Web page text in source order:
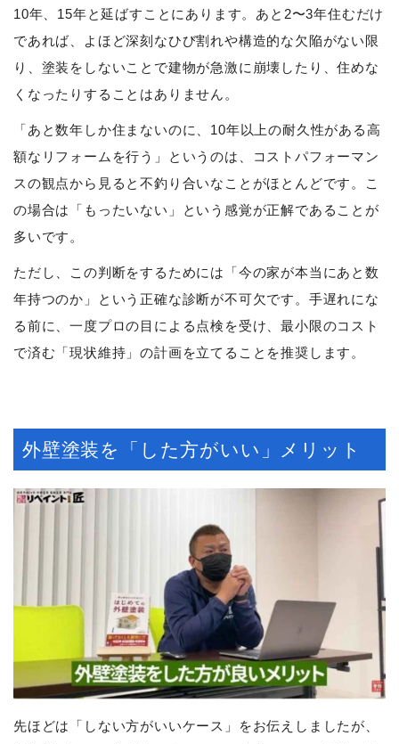
10年、15年と延ばすことにあります。あと2〜3年住むだけ
であれば、よほど深刻なひび割れや構造的な欠陥がない限
り、塗装をしないことで建物が急激に崩壊したり、住めな
くなったりすることはありません。
「あと数年しか住まないのに、10年以上の耐久性がある高
額なリフォームを行う」というのは、コストパフォーマン
スの観点から見ると不釣り合いなことがほとんどです。こ
の場合は「もったいない」という感覚が正解であることが
多いです。
ただし、この判断をするためには「今の家が本当にあと数
年持つのか」という正確な診断が不可欠です。手遅れにな
る前に、一度プロの目による点検を受け、最小限のコスト
で済む「現状維持」の計画を立てることを推奨します。
外壁塗装を「した方がいい」メリット
先ほどは「しない方がいいケース」をお伝えしましたが、